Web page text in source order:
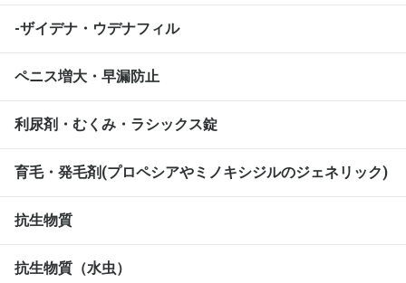
-ザイデナ・ウデナフィル
ペニス増大・早漏防止
利尿剤・むくみ・ラシックス錠
育毛・発毛剤(プロペシアやミノキシジルのジェネリック)
抗生物質
抗生物質（水虫）